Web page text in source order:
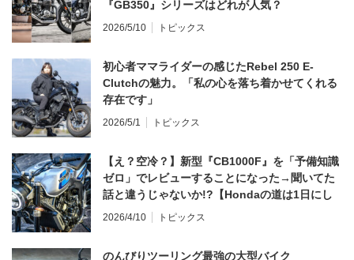
『GB350』シリーズはどれが人気？
2026/5/10 トピックス
初心者ママライダーの感じたRebel 250 E-
Clutchの魅力。「私の心を落ち着かせてくれる
存在です」
2026/5/1 トピックス
【え？空冷？】新型『CB1000F』を「予備知識
ゼロ」でレビューすることになった→聞いてた
話と違うじゃないか!?【Hondaの道は1日にし
てならず／CB1000F ①第一印象 編】
2026/4/10 トピックス
のんびりツーリング最強の大型バイク